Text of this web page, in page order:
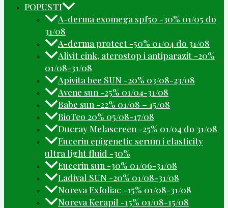
POPUSTI
A-derma exomega spf50 -30% 01/05 do
31/08
A-derma protect -50% 01/04 do 31/08
Alivit cink, aterostop i antiparazit -20%
01/08-31/08
Apivita bee SUN -20% 03/08-23/08
Avene sun -25% 01/04-31/08
Babe sun -22% 01/08 – 15/08
BioTeo 20% 05/08-17/08
Ducray Melascreen -25% 01/04 do 31/08
Eucerin epigenetic serum i elasticity
ultra light fluid -30%
Eucerin sun -30% 01/06-31/08
Ladival SUN -20% 01/08-31/08
Noreva Exfoliac -15% 01/08-31/08
Noreva Kerapil -15% 01/08-15/08